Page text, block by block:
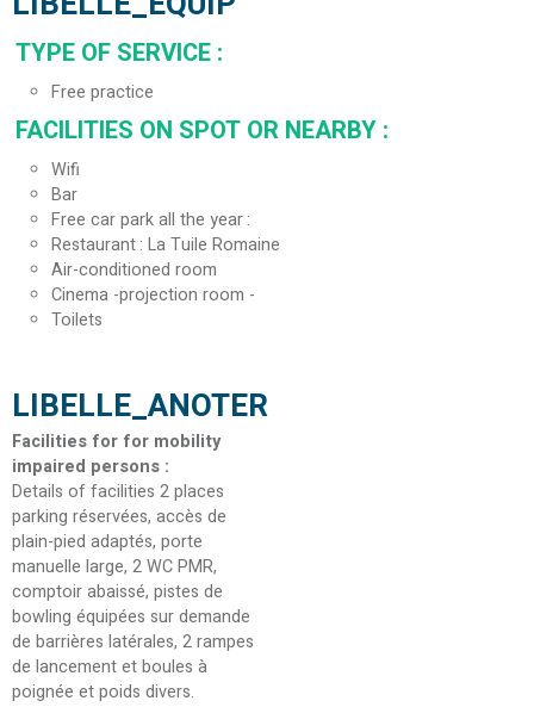
TYPE OF SERVICE :
Free practice
FACILITIES ON SPOT OR NEARBY :
Wifi
Bar
Free car park all the year
Restaurant La Tuile Romaine
Air-conditioned room
Cinema -projection room -
Toilets
LIBELLE_ANOTER
Facilities for for mobility
impaired persons :
Details of facilities 2 places
parking réservées, accès de
plain-pied adaptés, porte
manuelle large, 2 WC PMR,
comptoir abaissé, pistes de
bowling équipées sur demande
de barrières latérales, 2 rampes
de lancement et boules à
poignée et poids divers